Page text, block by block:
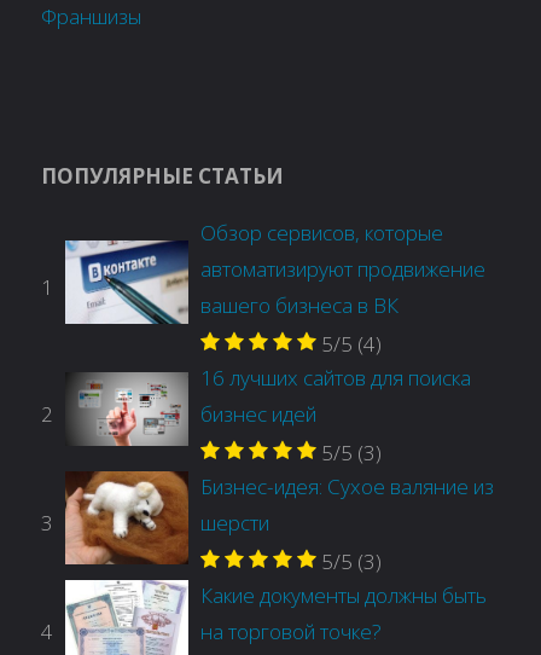
Франшизы
ПОПУЛЯРНЫЕ СТАТЬИ
1
Обзор сервисов, которые
автоматизируют продвижение
вашего бизнеса в ВК
5/5 (4)
2
16 лучших сайтов для поиска
бизнес идей
5/5 (3)
3
Бизнес-идея: Сухое валяние из
шерсти
5/5 (3)
4
Какие документы должны быть
на торговой точке?